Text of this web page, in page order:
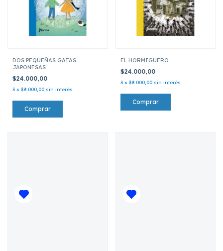
DOS PEQUEÑAS GATAS
JAPONESAS
$24.000,00
3 x $8.000,00 sin interés
EL HORMIGUERO
$24.000,00
3 x $8.000,00 sin interés